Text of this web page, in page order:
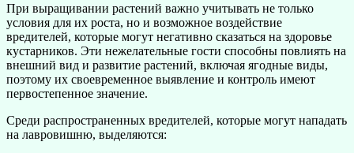
При выращивании растений важно учитывать не только
условия для их роста, но и возможное воздействие
вредителей, которые могут негативно сказаться на здоровье
кустарников. Эти нежелательные гости способны повлиять на
внешний вид и развитие растений, включая ягодные виды,
поэтому их своевременное выявление и контроль имеют
первостепенное значение.
Среди распространенных вредителей, которые могут нападать
на лавровишню, выделяются: